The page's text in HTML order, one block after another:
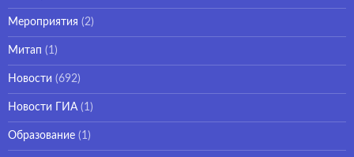
Мероприятия (2)
Митап (1)
Новости (692)
Новости ГИА (1)
Образование (1)